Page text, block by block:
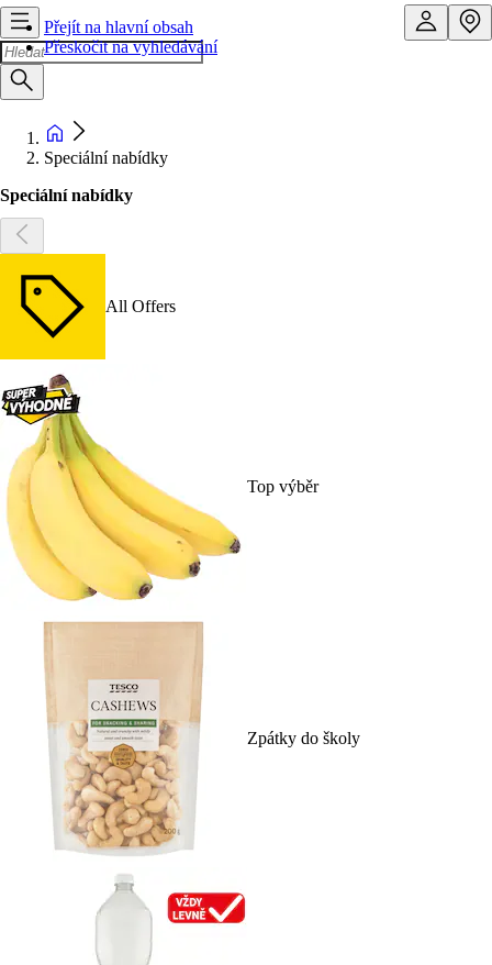
Přejít na hlavní obsah
Přeskočit na vyhledávání
Speciální nabídky
Speciální nabídky
All Offers
Top výběr
Zpátky do školy